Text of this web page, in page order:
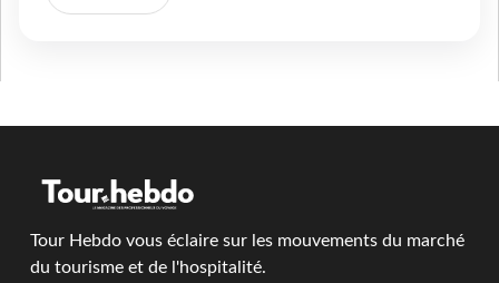
Tour Hebdo vous éclaire sur les mouvements du marché
du tourisme et de l'hospitalité.